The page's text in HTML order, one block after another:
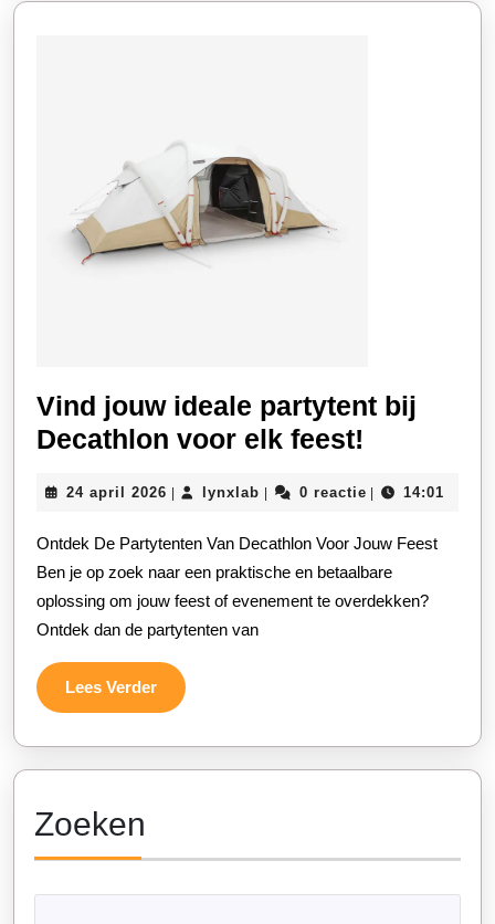
Vind jouw ideale partytent bij
Decathlon voor elk feest!
ideale
partytent
bij
Decathlon
24 april 2026 24
| lynxlab lynxlab
| 0 reactie | 14:01
Ontdek De Partytenten Van Decathlon Voor Jouw Feest
Ben je op zoek naar een praktische en betaalbare
oplossing om jouw feest of evenement te overdekken?
Ontdek dan de partytenten van
Lees VerderLees
Verder
Zoeken